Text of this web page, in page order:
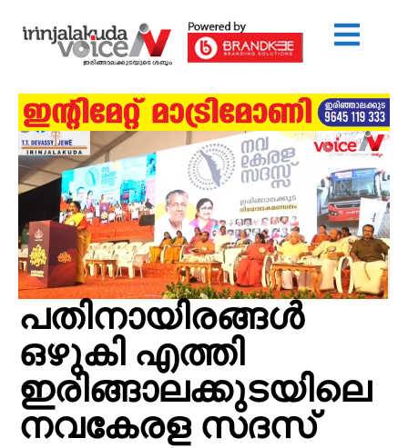
പതിനായിരങ്ങൾ
ഒഴുകി എത്തി
ഇരിങ്ങാലക്കുടയിലെ
നവകേരള സദസ്